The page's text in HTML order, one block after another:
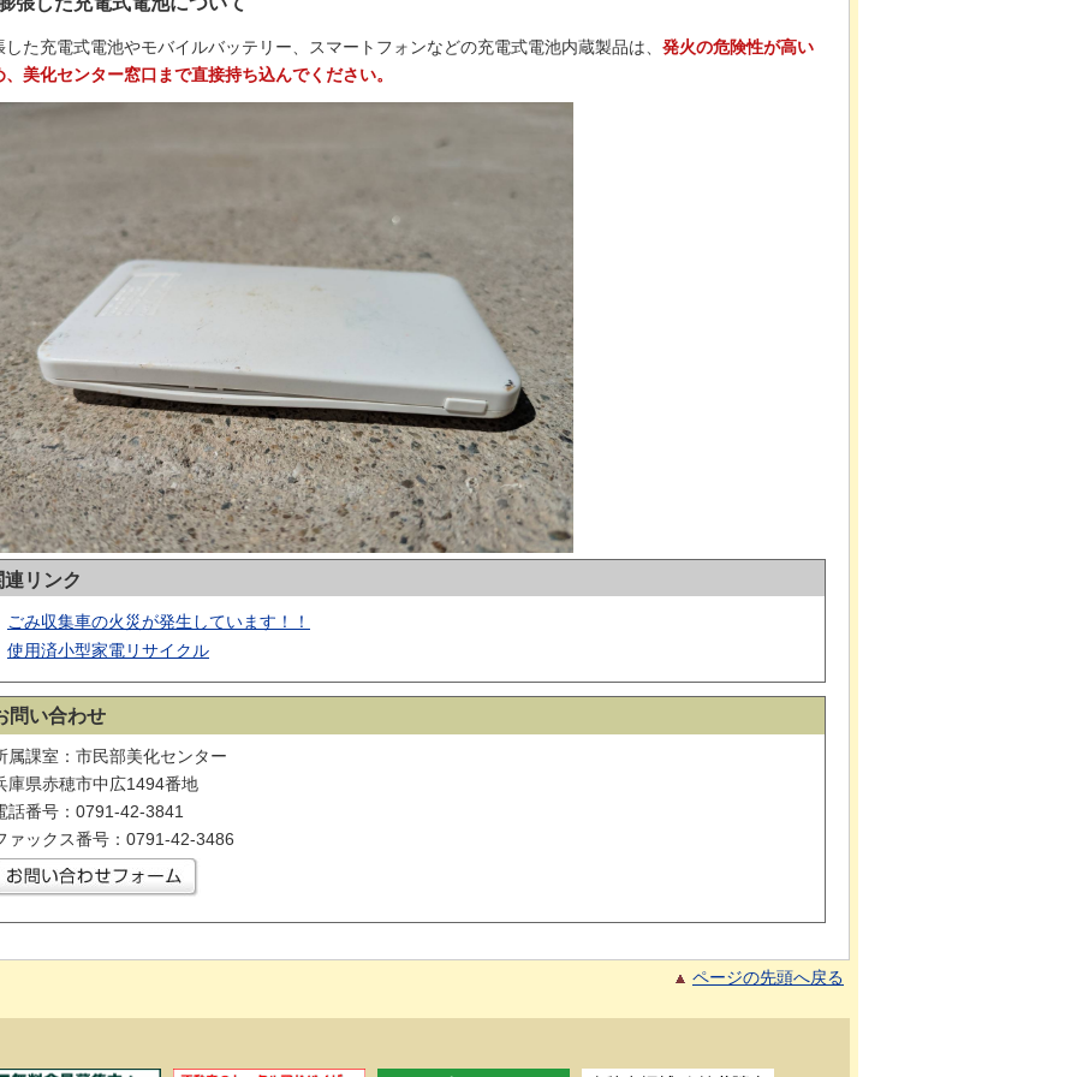
した充電式電池やモバイルバッテリー、スマートフォンなどの充電式電池内蔵製品は、 発火の危険性が高い
、美化センター窓口まで直接持ち込んでください。
連リンク
ごみ収集車の火災が発生しています！！
使用済小型家電リサイクル
問い合わせ
属課室：市民部美化センター
庫県赤穂市中広1494番地
話番号：0791-42-3841
ァックス番号：0791-42-3486
ページの先頭へ戻る